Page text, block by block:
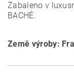
Zabaleno v
BACHÉ.
Země výroby: